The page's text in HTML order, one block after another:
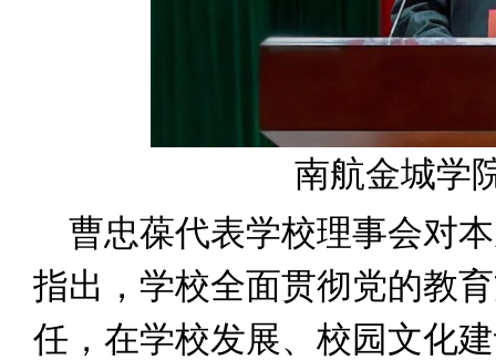
南航金城学
曹忠葆代表学校理事会对
指出，学校全面贯彻党的教
任，在学校发展、校园文化